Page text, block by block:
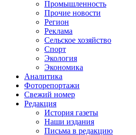
Промышленность
Прочие новости
Регион
Реклама
Сельское хозяйство
Спорт
Экология
Экономика
Аналитика
Фоторепортажи
Свежий номер
Редакция
История газеты
Наши издания
Письма в редакцию